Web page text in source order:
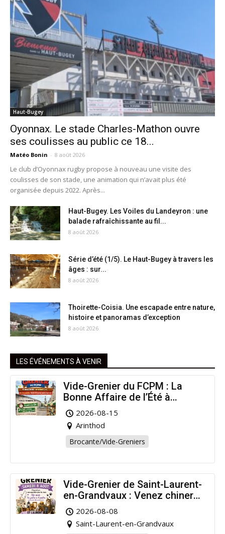
Haut-Bugey
Oyonnax. Le stade Charles-Mathon ouvre
ses coulisses au public ce 18...
Matéo Bonin - 8 août 2026
Le club d’Oyonnax rugby propose à nouveau une visite des
coulisses de son stade, une animation qui n’avait plus été
organisée depuis 2022. Après...
Haut-Bugey. Les Voiles du Landeyron : une
balade rafraîchissante au fil...
8 août 2026
Série d’été (1/5). Le Haut-Bugey à travers les
âges : sur...
8 août 2026
Thoirette-Coisia. Une escapade entre nature,
histoire et panoramas d’exception
8 août 2026
LES ÉVÉNEMENTS À VENIR
Vide-Grenier du FCPM : La
Bonne Affaire de l’Été à
Arinthod !
2026-08-15
Arinthod
Brocante/Vide-Greniers
Vide-Grenier de Saint-Laurent-
en-Grandvaux : Venez chiner
pour la bonne cause !
2026-08-08
Saint-Laurent-en-Grandvaux